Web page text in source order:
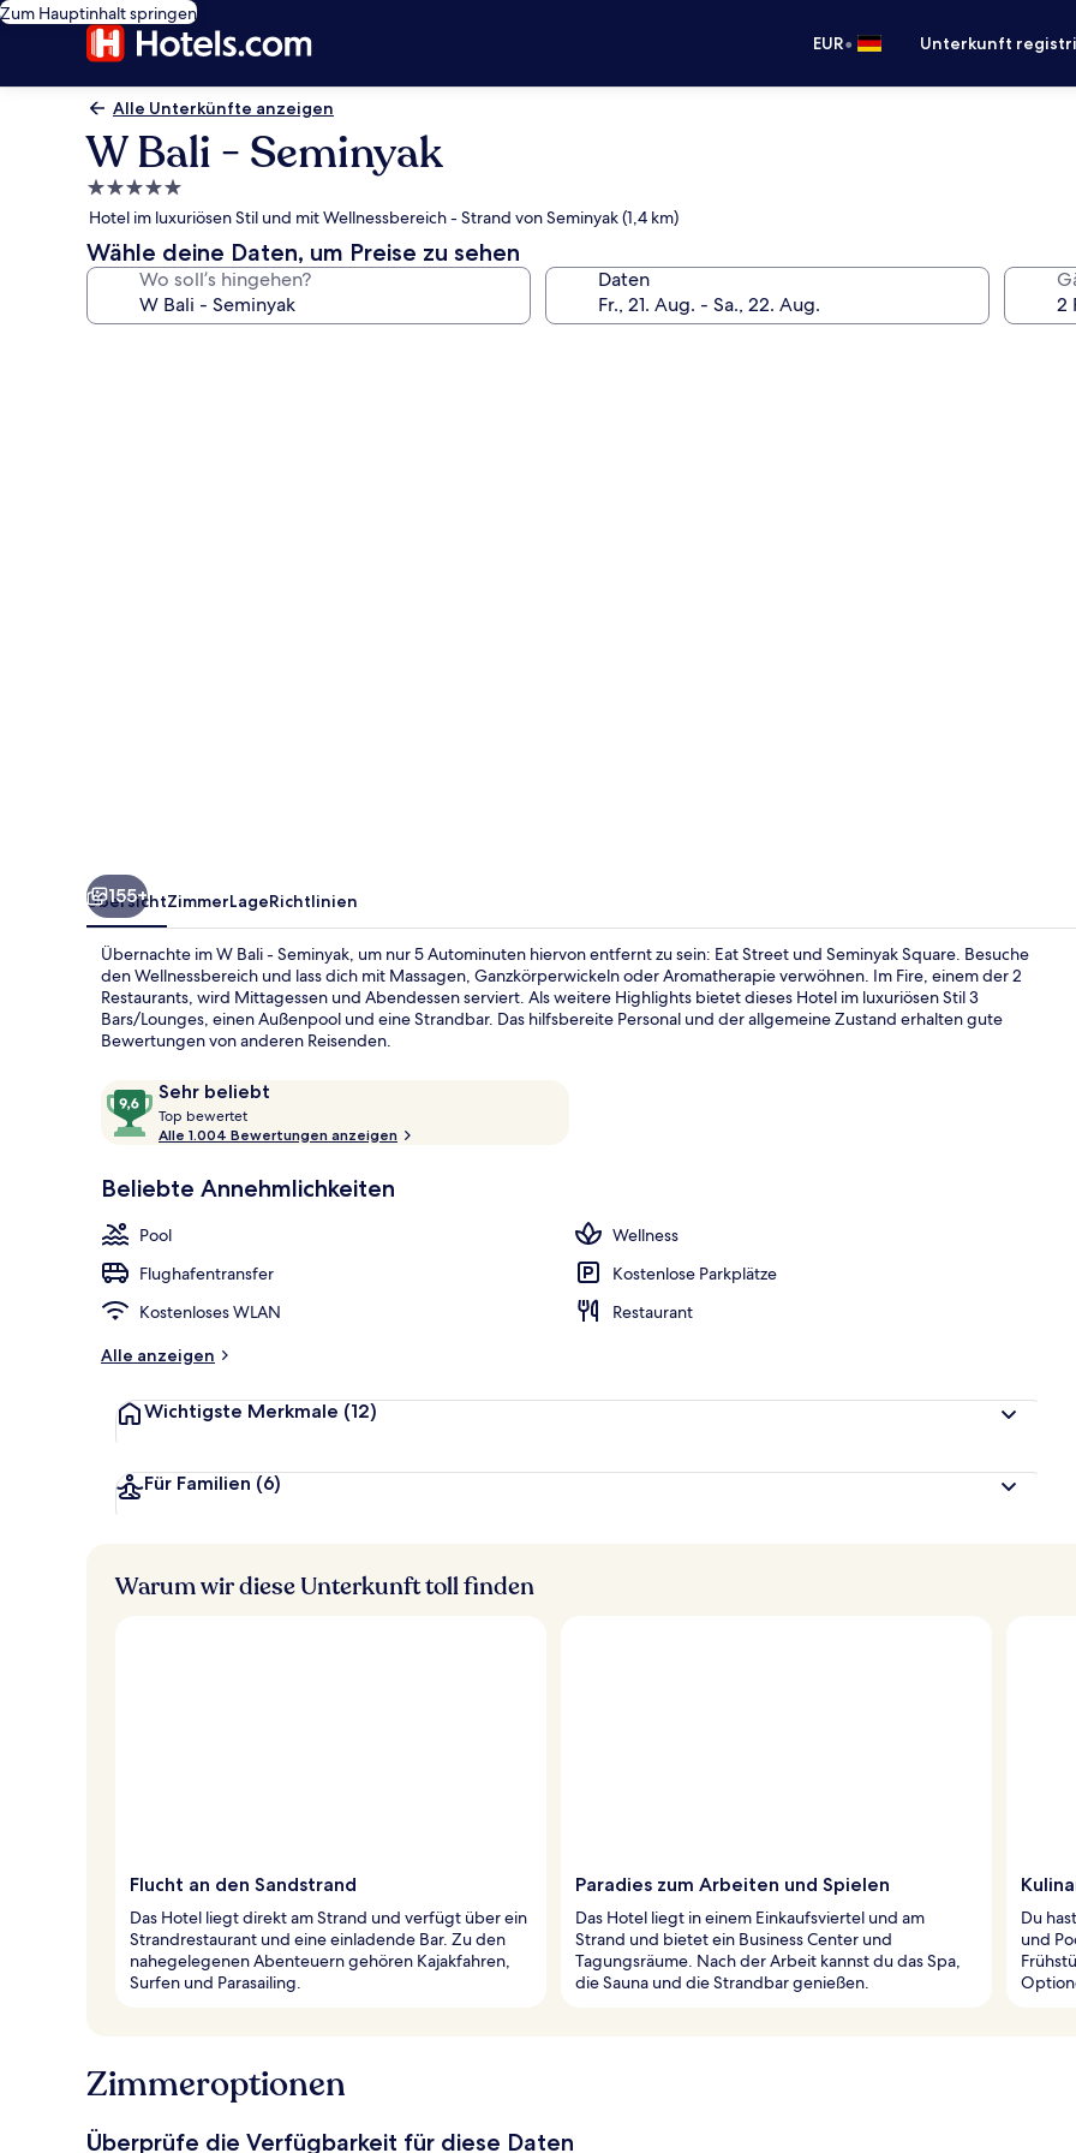
Zum Hauptinhalt springen
EUR• Unterkunft
Alle Unterkünfte anzeigen
W Bali - Seminyak
5.0-
Sterne-
Unterkunft
Hotel im luxuriösen Stil und mit Wellnessbereich - Strand von Seminyak (1,4 km)
Wähle deine Daten, um Preise zu sehen
Wo soll’s hingehen? Daten
Außenbereich
155+
ÜbersichtZimmerLageRichtlinien
Übernachte im W Bali - Seminyak, um nur 5 Autominuten hiervon entfernt zu sein: Eat Street und Seminyak Square. Besuche
den Wellnessbereich und lass dich mit Massagen, Ganzkörperwickeln oder Aromatherapie verwöhnen. Im Fire, einem der 2
Restaurants, wird Mittagessen und Abendessen serviert. Als weitere Highlights bietet dieses Hotel im luxuriösen Stil 3
Bars/Lounges, einen Außenpool und eine Strandbar. Das hilfsbereite Personal und der allgemeine Zustand erhalten gute
Bewertungen von anderen Reisenden.
Bewertungen
Sehr beliebt
9,6
von
10,
beliebt
Top bewertet
o
b
e
r
t
Alle 1.004 Bewertungen anzeigen
Beliebte Annehmlichkeiten
Pool
Wellness
Flughafentransfer
Kostenlose Parkplätze
Kostenloses WLAN
Restaurant
Alle anzeigen
Wichtigste Merkmale (12)
Für Familien (6)
Warum wir diese Unterkunft toll finden
Flucht an den Sandstrand
Das Hotel liegt direkt am Strand und verfügt über ein
Strandrestaurant und eine einladende Bar. Zu den
nahegelegenen Abenteuern gehören Kajakfahren,
Surfen und Parasailing.
Paradies zum Arbeiten und Spielen
Das Hotel liegt in einem Einkaufsviertel und am
Strand und bietet ein Business Center und
Tagungsräume. Nach der Arbeit kannst du das Spa,
die Sauna und die Strandbar genießen.
Du
und
Zimmeroptionen
Überprüfe die Verfügbarkeit für diese Daten